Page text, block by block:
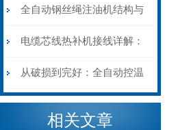
阻”到“波形特征”的精准诊
断逻辑
动电缆修复机的快速换型逻
辑
全自动钢丝绳注油机结构与
工作原理：揭秘高效润滑的
机械密码
电缆芯线热补机接线详解：
从入门到精通
从破损到完好：全自动控温
电缆热补机的核心价值
相关文章